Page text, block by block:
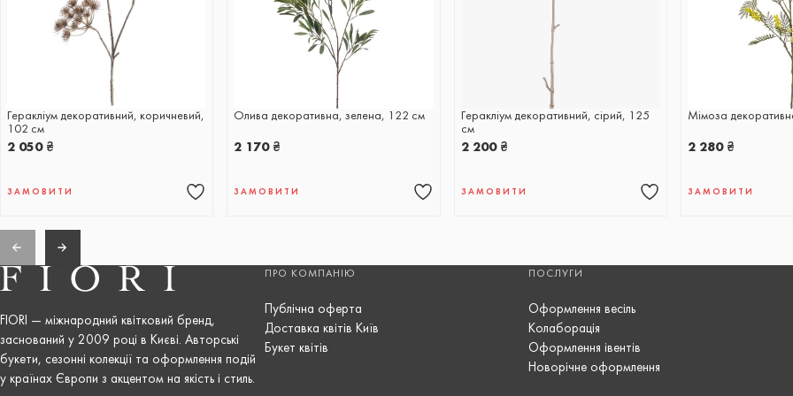
Геракліум декоративний, коричневий,
102 см
2 050 ₴
ЗАМОВИТИ
Олива декоративна, зелена, 122 см
2 170 ₴
ЗАМОВИТИ
Геракліум декоративний, сірий, 125
см
2 200 ₴
ЗАМОВИТИ
Мімоза
2 280 ₴
ЗАМОВИТИ
FIORI — міжнародний квітковий бренд,
заснований у 2009 році в Києві. Авторські
букети, сезонні колекції та оформлення подій
у країнах Європи з акцентом на якість і стиль.
ПРО КОМПАНІЮ
Публічна оферта
Доставка квітів Київ
Букет квітів
ПОСЛУГИ
Оформлення весіль
Колаборація
Оформлення івентів
Новорічне оформлення